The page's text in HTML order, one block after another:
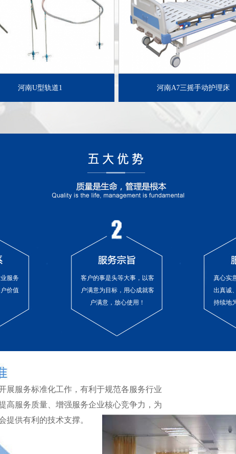
河南U型轨道1
了解详情+
河南A7三摇手动护理床
了解详情+
服务
价值
客户的事是头等大事，以客
户满意为目标，用心成就客
户满意，放心使用！
真心实
出真诚
持续地
展服务标准化工作，有利于规范各服务行业
高服务质量、增强服务企业核心竞争力，为
提供有利的技术支撑。